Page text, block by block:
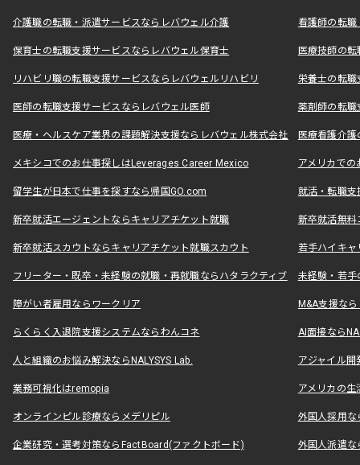
介護職の転職・派遣サービスならレバウェル介護 看護師の転
保育士の転職支援サービスならレバウェル保育士 医療技師の
リハビリ職の転職支援サービスならレバウェルリハビリ 栄養士の転
医師の転職支援サービスならレバウェル医師 薬剤師の転
医療・ヘルスケア業界の課題解決支援ならレバウェル株式会社 医療看護介
メキシコでのお仕事探しはLeverages Career Mexico アメリカで
留学生が日本で仕事を探すなら帰国GO.com 就活・転職
新卒就活エージェントならキャリアチケット就職 新卒就活無料
新卒就活スカウトならキャリアチケット就職スカウト 若手ハイキ
フリーター・既卒・未経験の就職・再就職ならハタラクティブ 未経験・若手
障がい者雇用ならワークリア M&A支援な
らくらく入退院支援システムならわんコネ AI面接なら
人と組織のお悩み解決ならNALYSYS Lab. アジャイル
業務可視化はremopia アメリカの
オンラインピル診療ならメデリピル 外国人採用
企業研究・選考対策ならFactBoard(ファクトボード) 外国人派遣な